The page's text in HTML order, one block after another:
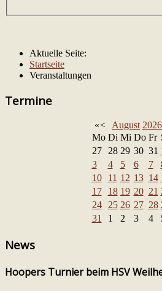
Aktuelle Seite:
Startseite
Veranstaltungen
Termine
«< August 2026
Mo Di Mi Do Fr
27
28 29 30 31
3
4 5 6 7
10
11 12 13 14
17
18 19 20 21
24
25 26 27 28
31
1 2 3 4
News
Hoopers Turnier beim HSV